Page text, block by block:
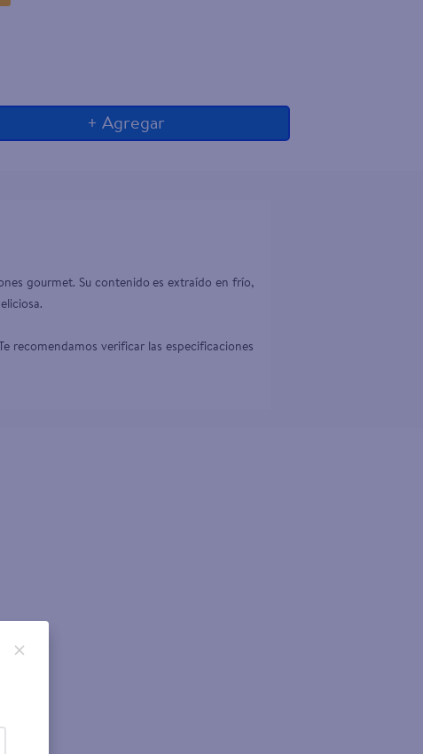
+ Agregar
gourmet. Su contenido es extraído en frío,
recomendamos verificar las especificaciones